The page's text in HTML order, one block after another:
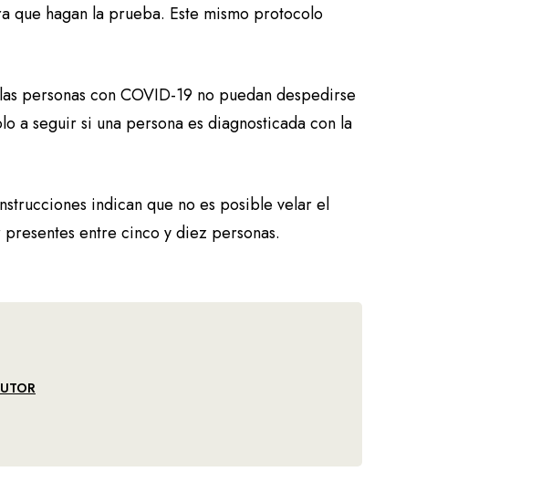
que hagan la prueba. Este mismo protocolo
personas con COVID-19 no puedan despedirse
a seguir si una persona es diagnosticada con la
indican que no es posible velar el
entre cinco y diez personas.